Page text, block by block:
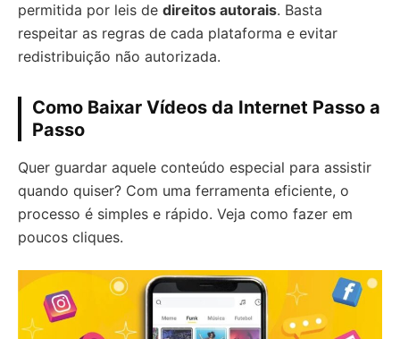
permitida por leis de direitos autorais. Basta
respeitar as regras de cada plataforma e evitar
redistribuição não autorizada.
Como Baixar Vídeos da Internet Passo a
Passo
Quer guardar aquele conteúdo especial para assistir
quando quiser? Com uma ferramenta eficiente, o
processo é simples e rápido. Veja como fazer em
poucos cliques.